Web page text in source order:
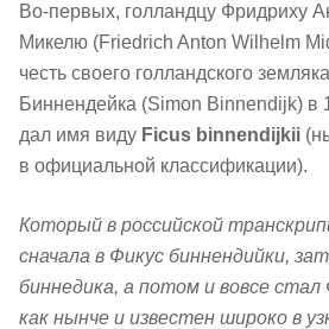
Во-первых, голландцу Фридриху
Микелю (Friedrich Anton Wilhelm
честь своего голландского
Биннендейка (Simon Binnendijk) в
дал имя виду Ficus binnendijkii
в официальной классификации).
Который в российской
сначала в Фикус биннендийки,
биннедика, а потом и вовсе
как нынче и известен широко в